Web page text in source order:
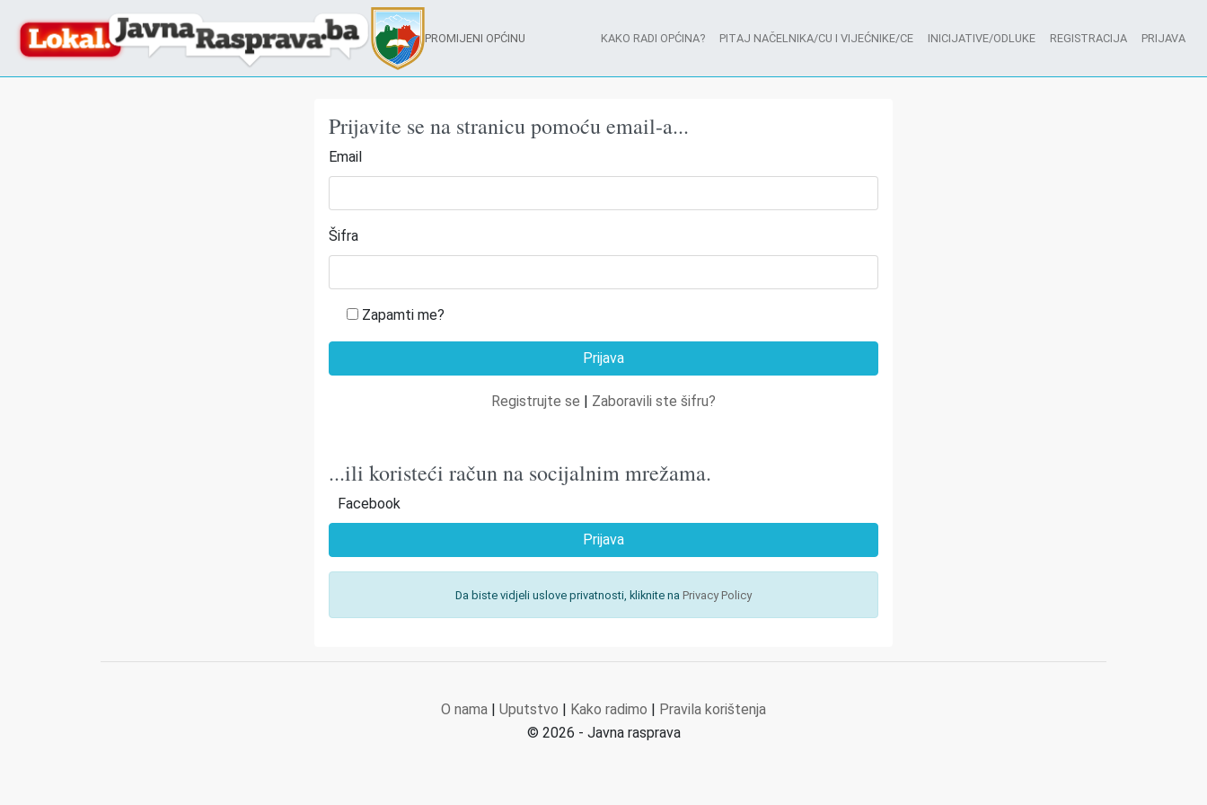
PROMIJENI OPĆINU KAKO RADI OPĆINA? PITAJ NAČELNIKA/CU I VIJEĆNIKE/CE INICIJATIVE/ODLUKE REGISTRACIJA PRIJAVA
Prijavite se na stranicu pomoću email-a...
Email
Šifra
Zapamti me?
Registrujte se | Zaboravili ste šifru?
...ili koristeći račun na socijalnim mrežama.
Facebook
Prijava
Da biste vidjeli uslove privatnosti, kliknite na Privacy Policy
O nama | Uputstvo | Kako radimo | Pravila korištenja
© 2026 - Javna rasprava